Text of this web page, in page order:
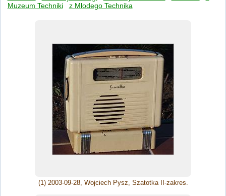
Muzeum Techniki
z Młodego Technika
(1) 2003-09-28, Wojciech Pysz, Szatotka II-zakres.